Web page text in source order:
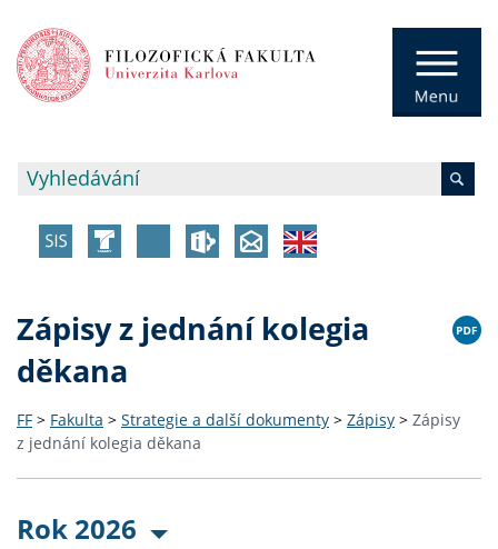
Zápisy z jednání kolegia
děkana
FF > Fakulta > Strategie a další dokumenty > Zápisy > Zápisy
z jednání kolegia děkana
Rok 2026